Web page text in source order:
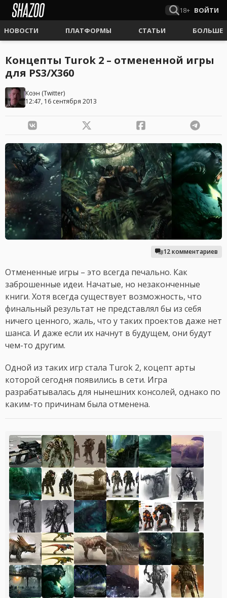
18+ ВОЙТИ
НОВОСТИ ПЛАТФОРМЫ СТАТЬИ БОЛЬШЕ
Концепты Turok 2 – отмененной игры
для PS3/X360
Коэн (Twitter)
12:47, 16 сентября 2013
12 комментариев
Отмененные игры – это всегда печально. Как
заброшенные идеи. Начатые, но незаконченные
книги. Хотя всегда существует возможность, что
финальный результат не представлял бы из себя
ничего ценного, жаль, что у таких проектов даже нет
шанса. И даже если их начнут в будущем, они будут
чем-то другим.
Одной из таких игр стала Turok 2, коцепт арты
которой сегодня появились в сети. Игра
разрабатывалась для нынешних консолей, однако по
каким-то причинам была отменена.